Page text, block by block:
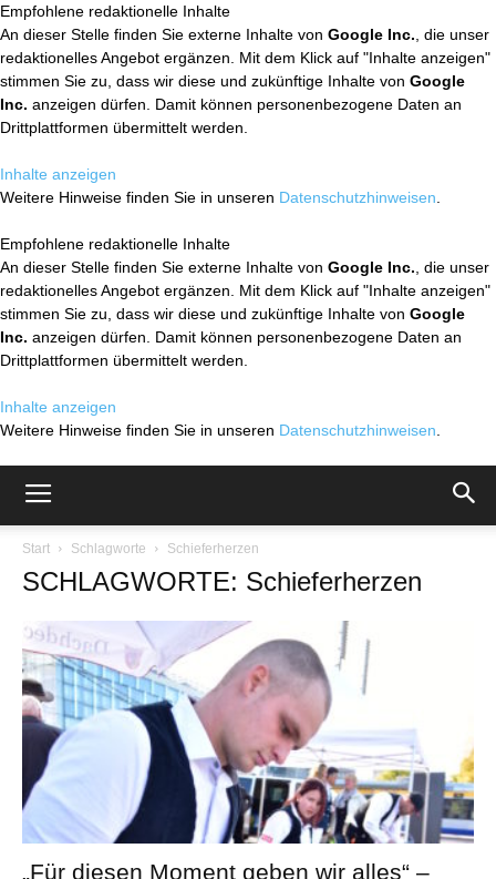
Empfohlene redaktionelle Inhalte
An dieser Stelle finden Sie externe Inhalte von Google Inc. , die unser
redaktionelles Angebot ergänzen. Mit dem Klick auf "Inhalte anzeigen"
stimmen Sie zu, dass wir diese und zukünftige Inhalte von Google
Inc. anzeigen dürfen. Damit können personenbezogene Daten an
Drittplattformen übermittelt werden.
Inhalte anzeigen
Weitere Hinweise finden Sie in unseren Datenschutzhinweisen
Empfohlene redaktionelle Inhalte
An dieser Stelle finden Sie externe Inhalte von Google Inc. , die unser
redaktionelles Angebot ergänzen. Mit dem Klick auf "Inhalte anzeigen"
stimmen Sie zu, dass wir diese und zukünftige Inhalte von Google
Inc. anzeigen dürfen. Damit können personenbezogene Daten an
Drittplattformen übermittelt werden.
Inhalte anzeigen
Weitere Hinweise finden Sie in unseren Datenschutzhinweisen
Start Schlagworte Schieferherzen
SCHLAGWORTE: Schieferherzen
„Für diesen Moment geben wir alles“ –